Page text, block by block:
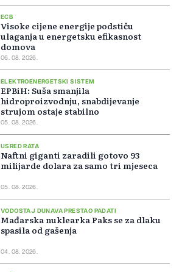
ECB
Visoke cijene energije podstiču
ulaganja u energetsku efikasnost
domova
06. 08. 2026.
ELEKTROENERGETSKI SISTEM
EPBiH: Suša smanjila
hidroproizvodnju, snabdijevanje
strujom ostaje stabilno
05. 08. 2026.
USRED RATA
Naftni giganti zaradili gotovo 93
milijarde dolara za samo tri mjeseca
05. 08. 2026.
VODOSTAJ DUNAVA PRESTAO PADATI
Mađarska nuklearka Paks se za dlaku
spasila od gašenja
04. 08. 2026.